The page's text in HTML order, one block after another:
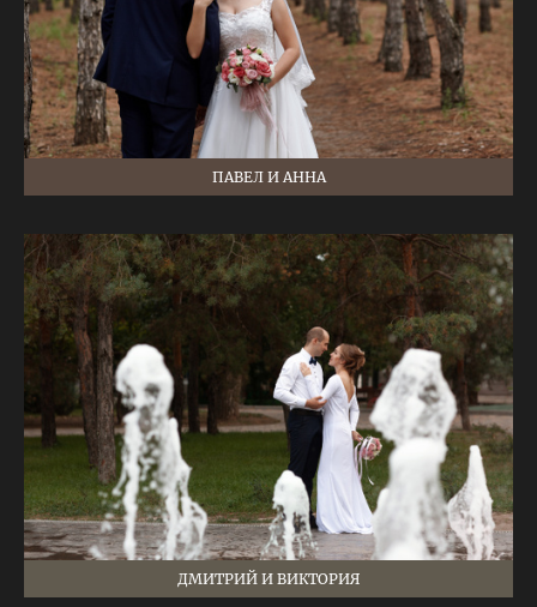
ПАВЕЛ И АННА
ДМИТРИЙ И ВИКТОРИЯ